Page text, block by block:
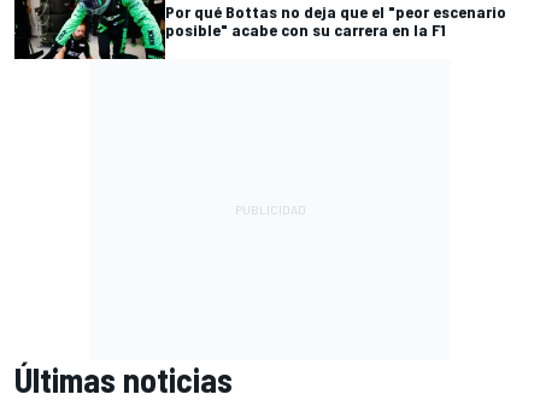
Por qué Bottas no deja que el "peor escenario
posible" acabe con su carrera en la F1
Últimas noticias